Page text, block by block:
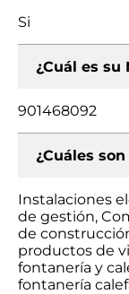
Si
¿Cuál es su
901468092
¿Cuáles
Instalaciones
de gestión,
de
productos de
fontanería y
fontanería